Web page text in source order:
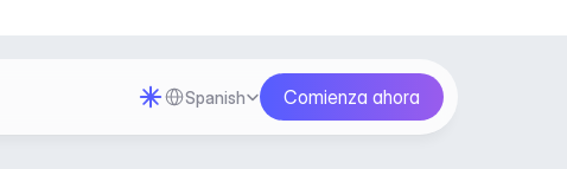
Select Language
Spanish Comienza ahora